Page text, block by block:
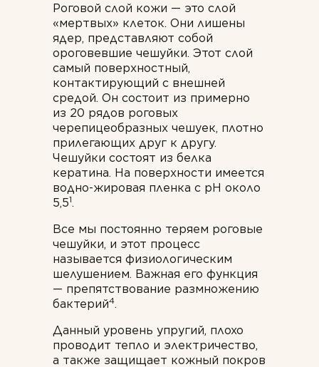
Роговой слой кожи — это слой
«мертвых» клеток. Они лишены
ядер, представляют собой
ороговевшие чешуйки. Этот слой
самый поверхностный,
контактирующий с внешней
средой. Он состоит из примерно
из 20 рядов роговых
черепицеобразных чешуек, плотно
прилегающих друг к другу.
Чешуйки состоят из белка
кератина. На поверхности имеется
водно-жировая пленка с рН около
5,51.
Все мы постоянно теряем роговые
чешуйки, и этот процесс
называется физиологическим
шелушением. Важная его функция
— препятствование размножению
бактерий4.
Данный уровень упругий, плохо
проводит тепло и электричество,
а также защищает кожный покров